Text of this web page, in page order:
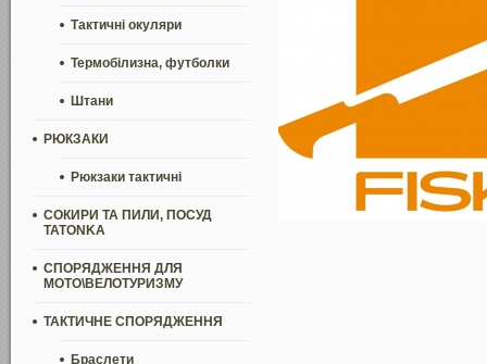
Тактичні окуляри
Термобілизна, футболки
Штани
РЮКЗАКИ
Рюкзаки тактичні
СОКИРИ ТА ПИЛИ, ПОСУД
TATONKA
СПОРЯДЖЕННЯ ДЛЯ
МОТО\ВЕЛОТУРИЗМУ
ТАКТИЧНЕ СПОРЯДЖЕННЯ
Браслети